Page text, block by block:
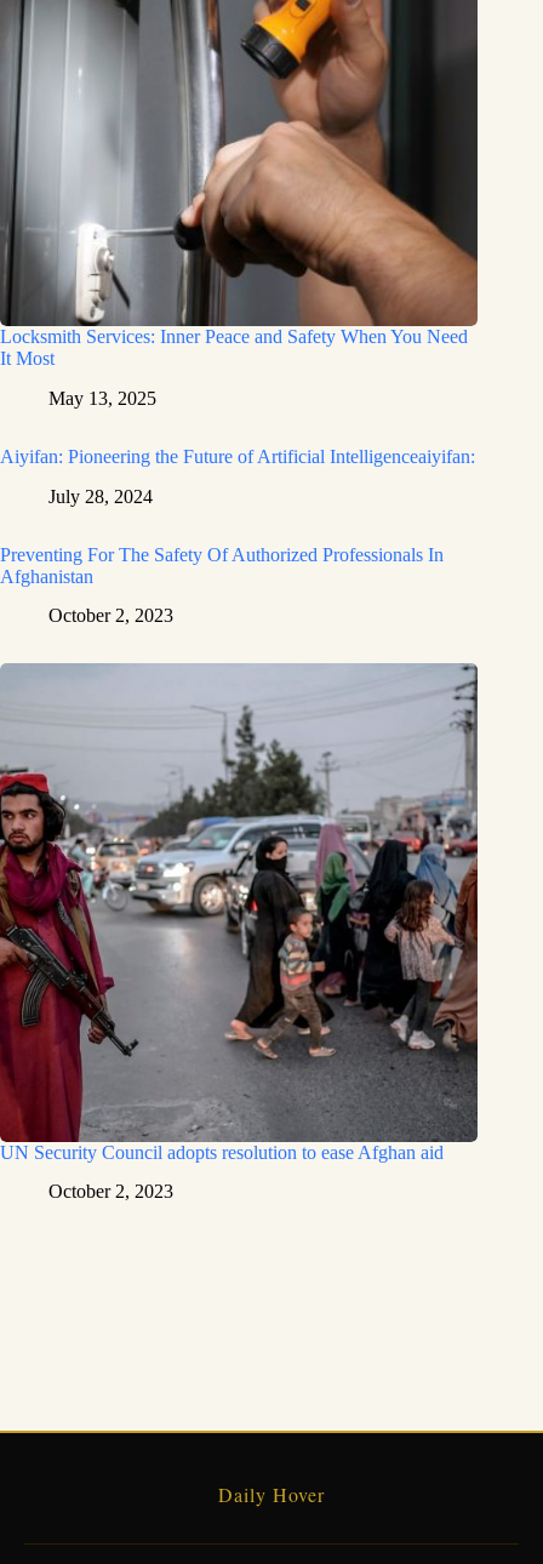
Locksmith Services: Inner Peace and Safety When You Need
It Most
May 13, 2025
Aiyifan: Pioneering the Future of Artificial Intelligenceaiyifan:
July 28, 2024
Preventing For The Safety Of Authorized Professionals In
Afghanistan
October 2, 2023
UN Security Council adopts resolution to ease Afghan aid
October 2, 2023
Daily Hover